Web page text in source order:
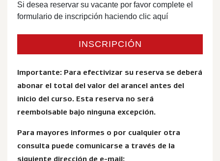
Si desea reservar su vacante por favor complete el
formulario de inscripción haciendo clic aquí
INSCRIPCIÓN
Importante: Para efectivizar su reserva se deberá
abonar el total del valor del arancel antes del
inicio del curso. Esta reserva no será
reembolsable bajo ninguna excepción.
Para mayores informes o por cualquier otra
consulta puede comunicarse a través de la
siguiente dirección de e-mail: